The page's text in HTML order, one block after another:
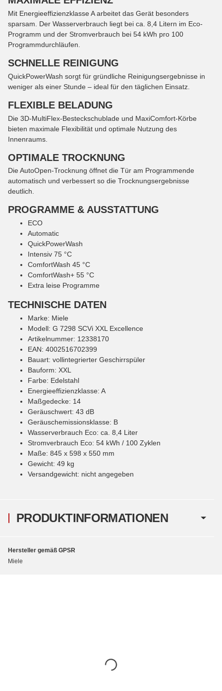
PRODUKTINFORMATIONEN
Mit Energieeffizienzklasse A arbeitet das Gerät besonders
sparsam. Der Wasserverbrauch liegt bei ca. 8,4 Litern im Eco-
Programm und der Stromverbrauch bei 54 kWh pro 100
Programmdurchläufen.
SCHNELLE REINIGUNG
QuickPowerWash sorgt für gründliche Reinigungsergebnisse in
weniger als einer Stunde – ideal für den täglichen Einsatz.
FLEXIBLE BELADUNG
Die 3D-MultiFlex-Besteckschublade und MaxiComfort-Körbe
bieten maximale Flexibilität und optimale Nutzung des
Innenraums.
OPTIMALE TROCKNUNG
Die AutoOpen-Trocknung öffnet die Tür am Programmende
automatisch und verbessert so die Trocknungsergebnisse
deutlich.
PROGRAMME & AUSSTATTUNG
ECO
Automatic
QuickPowerWash
Intensiv 75 °C
ComfortWash 45 °C
ComfortWash+ 55 °C
Extra leise Programme
TECHNISCHE DATEN
Marke: Miele
Modell: G 7298 SCVi XXL Excellence
Artikelnummer: 12338170
EAN: 4002516702399
Bauart: vollintegrierter Geschirrspüler
Bauform: XXL
Farbe: Edelstahl
Energieeffizienzklasse: A
Maßgedecke: 14
Geräuschwert: 43 dB
Geräuschemissionsklasse: B
Wasserverbrauch Eco: ca. 8,4 Liter
Stromverbrauch Eco: 54 kWh / 100 Zyklen
Maße: 845 x 598 x 550 mm
Gewicht: 49 kg
Versandgewicht: nicht angegeben
Hersteller gemäß GPSR
Miele